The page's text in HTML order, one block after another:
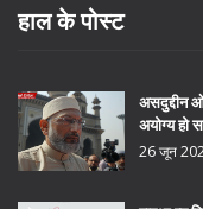
हाल के पोस्ट
असदुद्दीन
अयोग्य हो
26 जून